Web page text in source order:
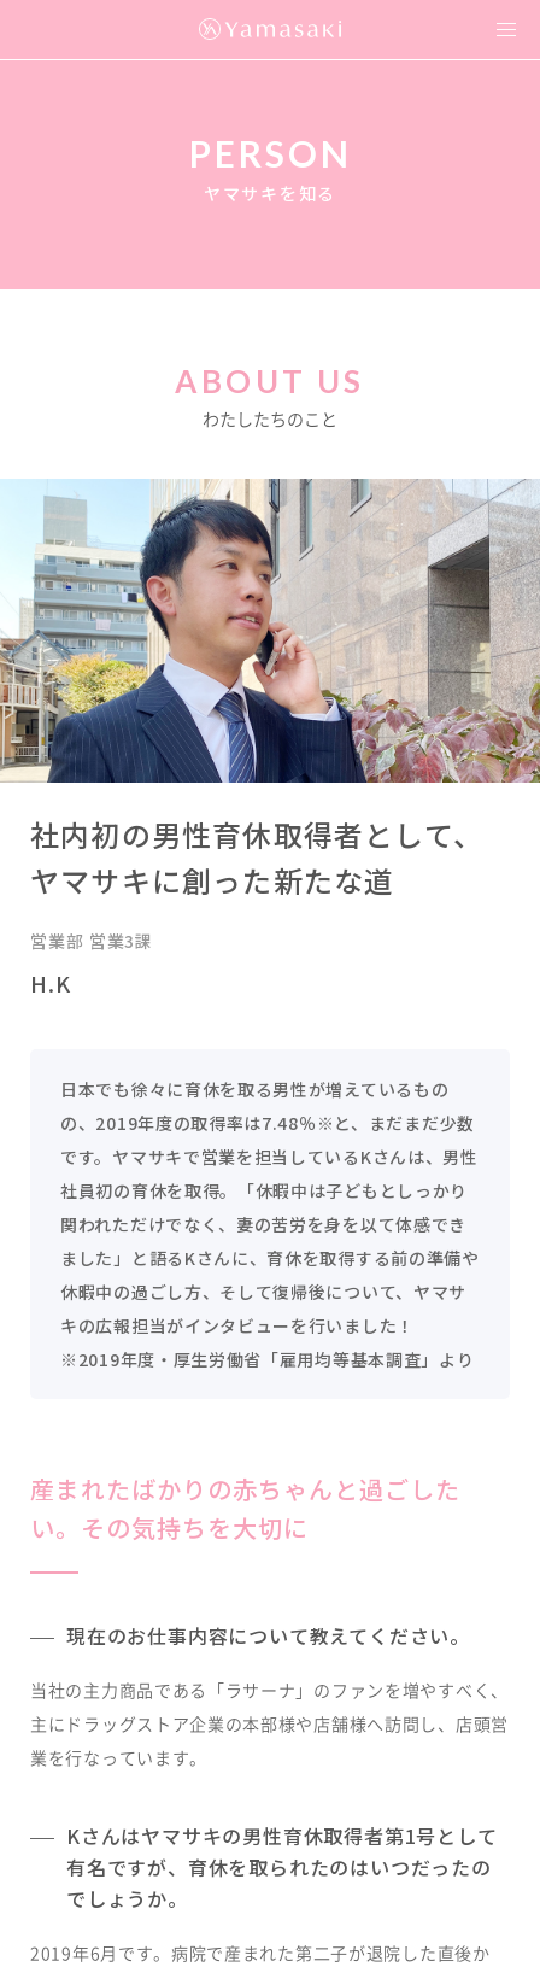
PERSON
ヤマサキを知る
ABOUT US
わたしたちのこと
社内初の男性育休取得者として、
ヤマサキに創った新たな道
営業部 営業3課
H.K
日本でも徐々に育休を取る男性が増えているもの
の、2019年度の取得率は7.48％※と、まだまだ少数
です。ヤマサキで営業を担当しているKさんは、男性
社員初の育休を取得。「休暇中は子どもとしっかり
関われただけでなく、妻の苦労を身を以て体感でき
ました」と語るKさんに、育休を取得する前の準備や
休暇中の過ごし方、そして復帰後について、ヤマサ
キの広報担当がインタビューを行いました！
※2019年度・厚生労働省「雇用均等基本調査」より
産まれたばかりの赤ちゃんと過ごした
い。その気持ちを大切に
現在のお仕事内容について教えてください。
当社の主力商品である「ラサーナ」のファンを増やすべく、
主にドラッグストア企業の本部様や店舗様へ訪問し、店頭営
業を行なっています。
Kさんはヤマサキの男性育休取得者第1号として
有名ですが、育休を取られたのはいつだったの
でしょうか。
2019年6月です。病院で産まれた第二子が退院した直後か